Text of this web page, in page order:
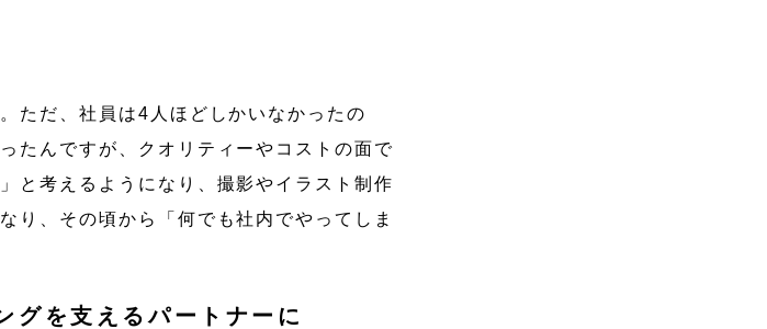
ただ、社員は4人ほどしかいなかったの
たんですが、クオリティーやコストの面で
と考えるようになり、撮影やイラスト制作
り、その頃から「何でも社内でやってしま
グを支えるパートナーに